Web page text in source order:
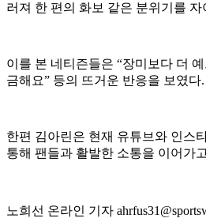
러져 한 편의 화보 같은 분위기를 자
이를 본 네티즌들은 “장미보다 더
금해요” 등의 뜨거운 반응을 보였다.
한편 김아린은 현재 유튜브와 인스
통해 팬들과 활발한 소통을 이어가
노희선 온라인 기자